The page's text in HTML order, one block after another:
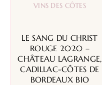
VINS DES CÔTES
LE SANG DU CHRIST
ROUGE 2020 –
CHÂTEAU LAGRANGE,
CADILLAC-CÔTES DE
BORDEAUX BIO